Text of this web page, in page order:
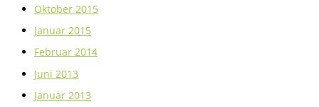
Oktober 2015
Januar 2015
Februar 2014
Juni 2013
Januar 2013